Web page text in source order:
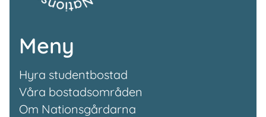
Meny
Hyra studentbostad
Våra bostadsområden
Om Nationsgårdarna